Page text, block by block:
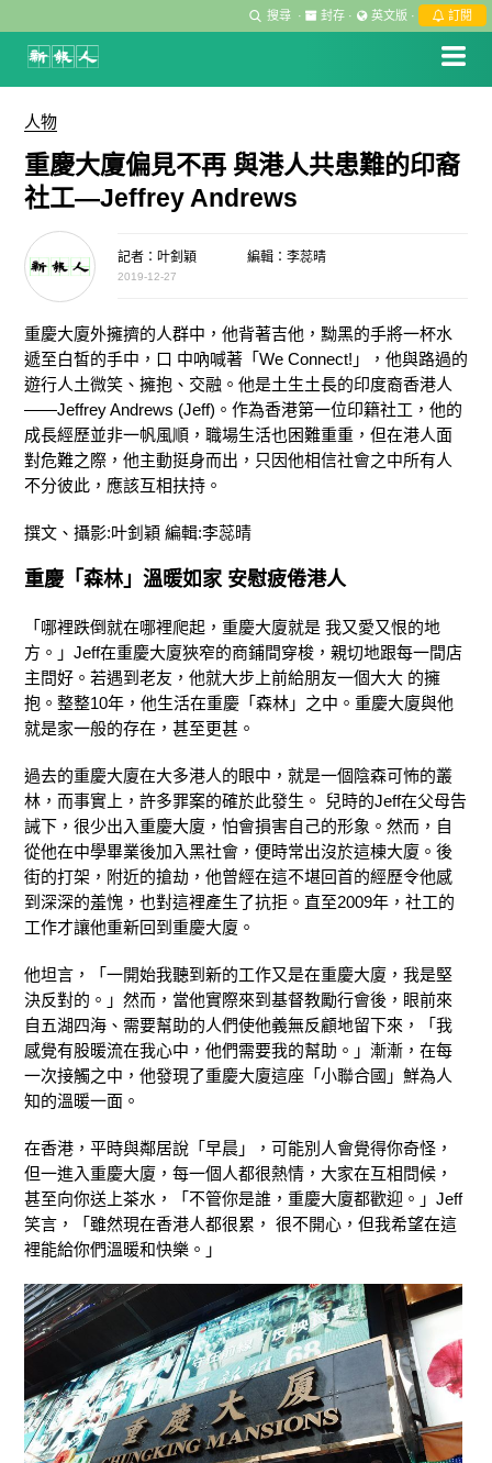
搜尋 · 封存 · 英文版 · 訂閱
人物
重慶大廈偏見不再 與港人共患難的印裔
社工—Jeffrey Andrews
記者：叶釗穎 編輯：李蕊晴
2019-12-27
重慶大廈外擁擠的人群中，他背著吉他，黝黑的手將一杯水
遞至白皙的手中，口 中吶喊著「We Connect!」，他與路過的
遊行人土微笑、擁抱、交融。他是土生土長的印度裔香港人
——Jeffrey Andrews (Jeff)。作為香港第一位印籍社工，他的
成長經歷並非一帆風順，職場生活也困難重重，但在港人面
對危難之際，他主動挺身而出，只因他相信社會之中所有人
不分彼此，應該互相扶持。
撰文、攝影:叶釗穎 編輯:李蕊晴
重慶「森林」溫暖如家 安慰疲倦港人
「哪裡跌倒就在哪裡爬起，重慶大廈就是 我又愛又恨的地
方。」Jeff在重慶大廈狹窄的商鋪間穿梭，親切地跟每一間店
主問好。若遇到老友，他就大步上前給朋友一個大大 的擁
抱。整整10年，他生活在重慶「森林」之中。重慶大廈與他
就是家一般的存在，甚至更甚。
過去的重慶大廈在大多港人的眼中，就是一個陰森可怖的叢
林，而事實上，許多罪案的確於此發生。 兒時的Jeff在父母告
誡下，很少出入重慶大廈，怕會損害自己的形象。然而，自
從他在中學畢業後加入黑社會，便時常出沒於這棟大廈。後
街的打架，附近的搶劫，他曾經在這不堪回首的經歷令他感
到深深的羞愧，也對這裡產生了抗拒。直至2009年，社工的
工作才讓他重新回到重慶大廈。
他坦言，「一開始我聽到新的工作又是在重慶大廈，我是堅
決反對的。」然而，當他實際來到基督教勵行會後，眼前來
自五湖四海、需要幫助的人們使他義無反顧地留下來，「我
感覺有股暖流在我心中，他們需要我的幫助。」漸漸，在每
一次接觸之中，他發現了重慶大廈這座「小聯合國」鮮為人
知的溫暖一面。
在香港，平時與鄰居說「早晨」，可能別人會覺得你奇怪，
但一進入重慶大廈，每一個人都很熱情，大家在互相問候，
甚至向你送上茶水，「不管你是誰，重慶大廈都歡迎。」Jeff
笑言，「雖然現在香港人都很累， 很不開心，但我希望在這
裡能給你們溫暖和快樂。」